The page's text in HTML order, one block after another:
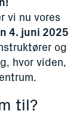
vi nu vores
4. juni 2025
og
hvor viden,
til?